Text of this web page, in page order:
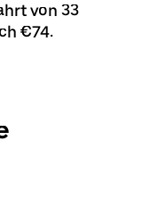
von 33
€74.